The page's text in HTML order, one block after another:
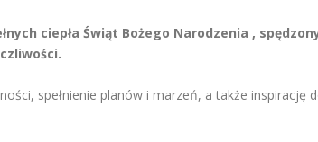
ciepła Świąt Bożego Narodzenia ,
spełnienie planów i marzeń, a także